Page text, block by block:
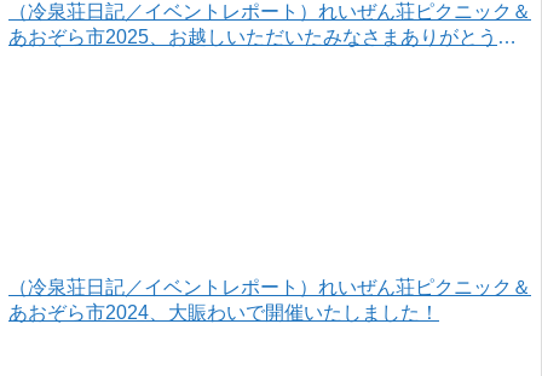
（冷泉荘日記／イベントレポート）れいぜん荘ピクニック＆
あおぞら市2025、お越しいただいたみなさまありがとうご
（冷泉荘日記／イベントレポート）れいぜん荘ピクニック＆
あおぞら市2024、大賑わいで開催いたしました！